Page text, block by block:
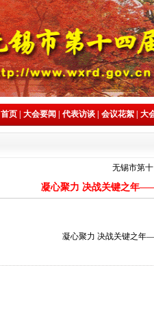
首页 大会要闻 代表访谈 会议花絮 大
无锡市第
凝心聚力 决战关键之年
凝心聚力 决战关键之年